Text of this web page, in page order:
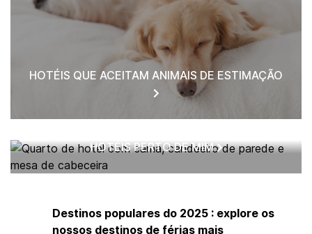
HOTÉIS QUE ACEITAM ANIMAIS DE ESTIMAÇÃO
HOTÉIS PERTO DE MIM
Destinos populares do 2025 : explore os
nossos destinos de férias mais